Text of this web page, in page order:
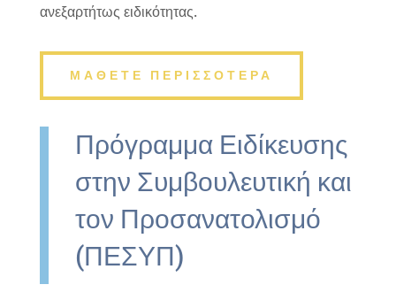
ανεξαρτήτως ειδικότητας.
ΜΑΘΕΤΕ ΠΕΡΙΣΣΟΤΕΡΑ
Πρόγραμμα Ειδίκευσης
στην Συμβουλευτική και
τον Προσανατολισμό
(ΠΕΣΥΠ)